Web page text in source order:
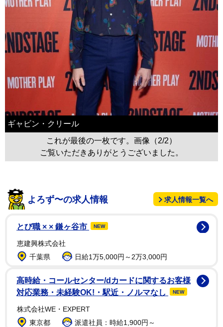
ギャビン・クリール
これが最後の一枚です。画像（2/2）
ご覧いただきありがとうございました。
よろず〜の求人情報 求人情報一覧へ
とび職 × × 鎌ヶ谷市 NEW
恵建興株式会社
千葉県
日給1万5,000円～2万3,000円
高時給・コールセンター/dカードに関するお客様
対応業務・未経験OK!・駅近・ノルマなし
NEW
株式会社WE・EXPERT
東京都
派遣社員：時給1,900円～